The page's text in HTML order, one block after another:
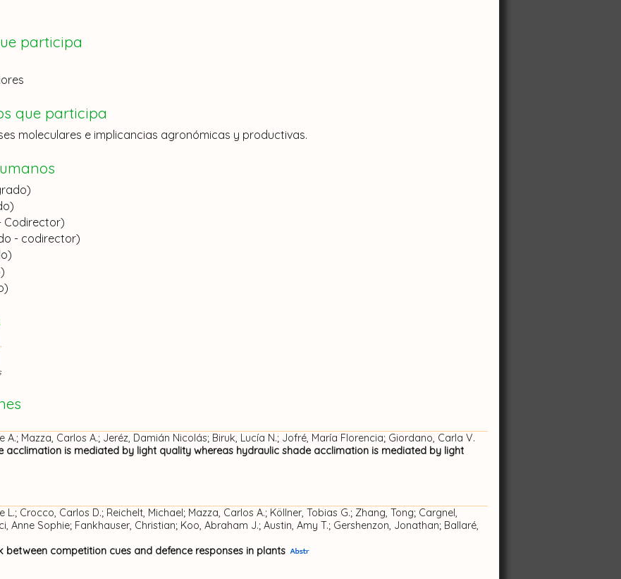
,Investigador Asistente
Prácticos
Prácticos,Investigador Asistente
Independiente
Titular,Investigador Superior
,Investigador Independiente
Principal
Adjunto)
Adjunto,Investigador Independiente)
,Investigador Asistente)
participa
que participa
moleculares e implicancias agronómicas y productivas.
Codirector)
- codirector)
A.; Mazza, Carlos A.; Jeréz, Damián Nicolás; Biruk, Lucía N.; Jofré, María Florencia; Giordano, Carla V.
acclimation is mediated by light quality whereas hydraulic shade acclimation is mediated by light
Crocco, Carlos D.; Reichelt, Michael; Mazza, Carlos A.; Köllner, Tobias G.; Zhang, Tong; Cargnel,
Anne Sophie; Fankhauser, Christian; Koo, Abraham J.; Austin, Amy T.; Gershenzon, Jonathan; Ballaré,
between competition cues and defence responses in plants